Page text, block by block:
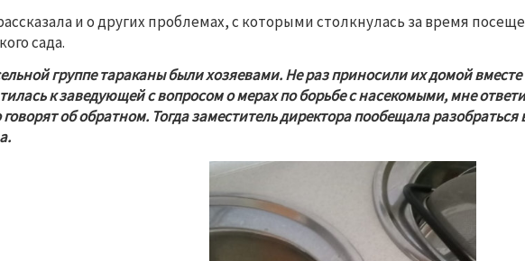
и о других проблемах, с которыми столкнулась за время
сада.
группе тараканы были хозяевами. Не раз приносили их домой вместе
к заведующей с вопросом о мерах по борьбе с насекомыми, мне
об обратном. Тогда заместитель директора пообещала